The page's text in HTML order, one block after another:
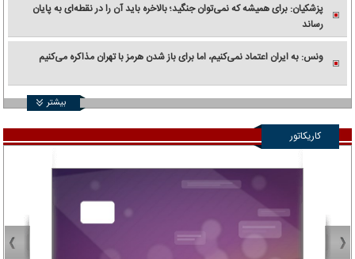
پزشکیان: برای همیشه که نمی‌توان جنگید؛ بالاخره باید آن را در نقطه‌ای به پایان
رساند
ونس: به ایران اعتماد نمی‌کنیم، اما برای باز شدن هرمز با تهران مذاکره می‌کنیم
بیشتر
کاریکاتور